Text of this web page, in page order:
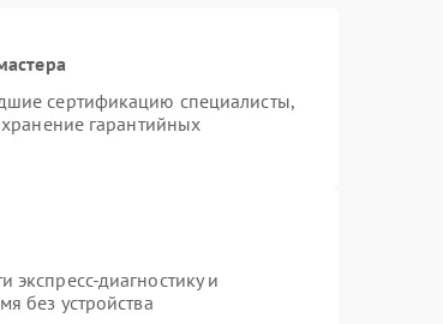
сертификацию специалисты,
гарантийных
диагностику и
без устройства